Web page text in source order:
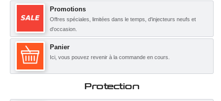
Promotions
Offres spéciales, limitées dans le temps, d'injecteurs neufs et
d'occasion.
Panier
Ici, vous pouvez revenir à la commande en cours.
Protection